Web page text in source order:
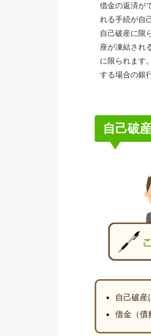
借金の返済が
れる手続が自
自己破産に限
座が凍結され
に限られます
する場合の銀
自己破
自己破
借金（債